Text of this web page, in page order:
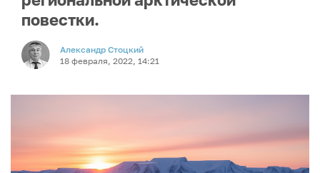
повестки.
Александр Стоцкий
18 февраля, 2022, 14:21